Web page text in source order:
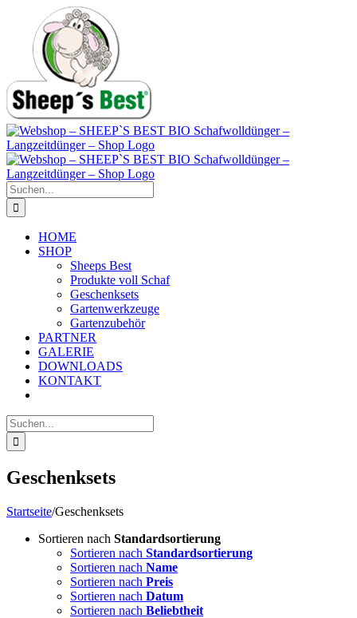
springen
Suche
nach:
HOME
SHOP
Sheeps Best
Produkte voll Schaf
Geschenksets
Gartenwerkzeuge
Gartenzubehör
PARTNER
GALERIE
DOWNLOADS
KONTAKT
Suche
nach:
Geschenksets
Startseite/Geschenksets
Sortieren nach Standardsortierung
Sortieren nach Standardsortierung
Sortieren nach Name
Sortieren nach Preis
Sortieren nach Datum
Sortieren nach Beliebtheit